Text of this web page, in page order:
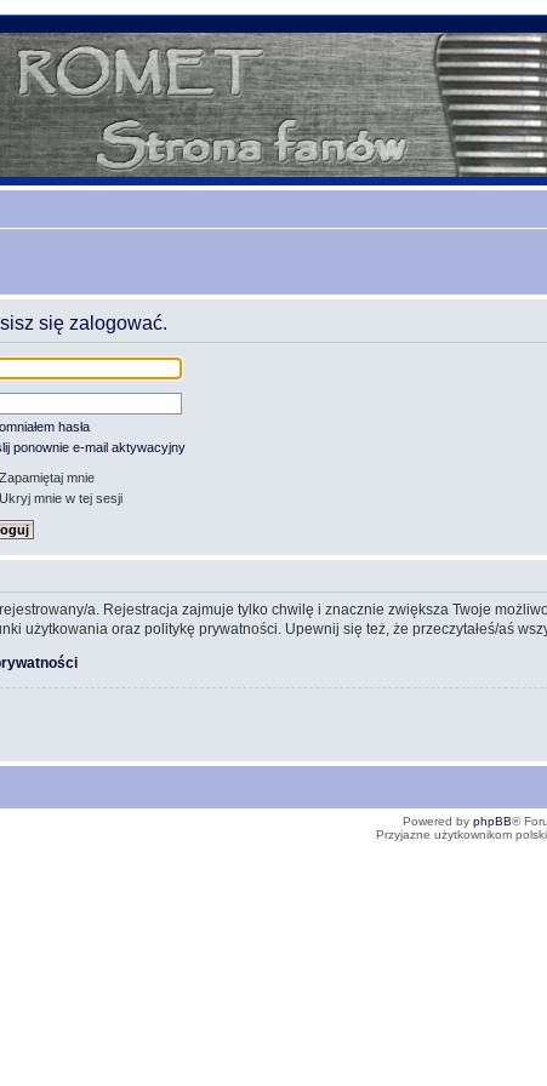
się zalogować.
hasła
ponownie e-mail aktywacyjny
Zapamiętaj mnie
Ukryj mnie w tej sesji
a. Rejestracja zajmuje tylko chwilę i znacznie zwiększa Twoje
użytkowania oraz politykę prywatności. Upewnij się też, że przeczytałeś/aś
Powered by phpBB®
Przyjazne użytkownikom